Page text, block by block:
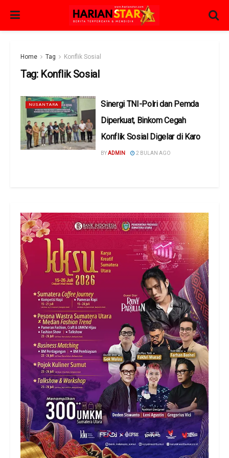
Home Tag Konflik Sosial
Tag: Konflik Sosial
NUSANTARA
Sinergi TNI-Polri dan Pemda
Diperkuat, Binkom Cegah
Konflik Sosial Digelar di Karo
BYADMIN 2 BULAN AGO